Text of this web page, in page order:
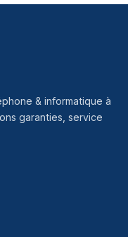
& informatique à
garanties, service